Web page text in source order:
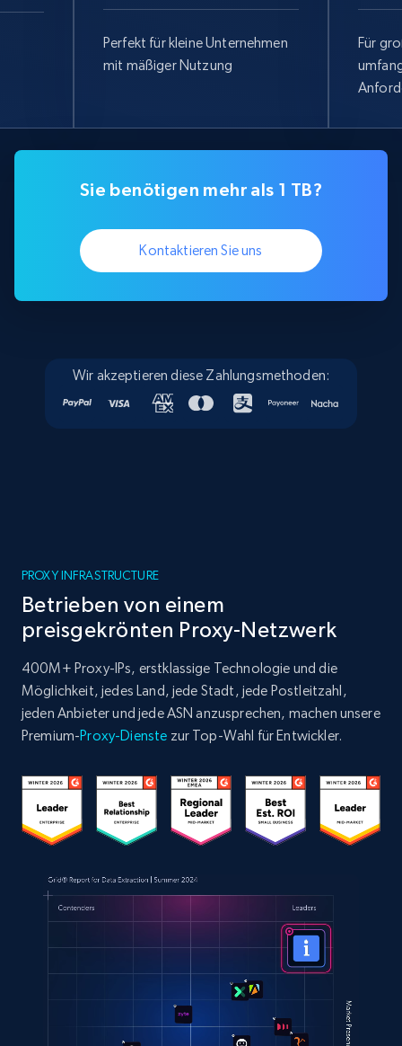
Perfekt für kleine Unternehmen
mit mäßiger Nutzung
Für
Sie benötigen mehr als 1 TB?
Kontaktieren Sie uns
Wir akzeptieren diese Zahlungsmethoden:
PROXY INFRASTRUCTURE
Betrieben von einem
preisgekrönten Proxy-Netzwerk
400M+ Proxy-IPs, erstklassige Technologie und die
Möglichkeit, jedes Land, jede Stadt, jede Postleitzahl,
jeden Anbieter und jede ASN anzusprechen, machen unsere
Premium-Proxy-Dienste zur Top-Wahl für Entwickler.